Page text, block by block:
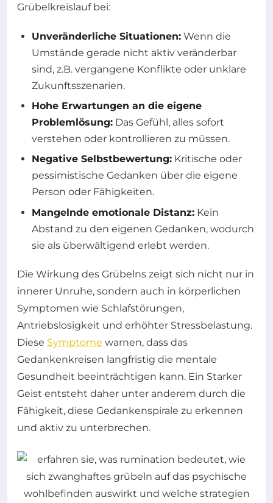
Grübelkreislauf bei:
Unveränderliche Situationen: Wenn die
Umstände gerade nicht aktiv veränderbar
sind, z.B. vergangene Konflikte oder unklare
Zukunftsszenarien.
Hohe Erwartungen an die eigene
Problemlösung: Das Gefühl, alles sofort
verstehen oder kontrollieren zu müssen.
Negative Selbstbewertung: Kritische oder
pessimistische Gedanken über die eigene
Person oder Fähigkeiten.
Mangelnde emotionale Distanz: Kein
Abstand zu den eigenen Gedanken, wodurch
sie als überwältigend erlebt werden.
Die Wirkung des Grübelns zeigt sich nicht nur in
innerer Unruhe, sondern auch in körperlichen
Symptomen wie Schlafstörungen,
Antriebslosigkeit und erhöhter Stressbelastung.
Diese Symptome warnen, dass das
Gedankenkreisen langfristig die mentale
Gesundheit beeinträchtigen kann. Ein Starker
Geist entsteht daher unter anderem durch die
Fähigkeit, diese Gedankenspirale zu erkennen
und aktiv zu unterbrechen.